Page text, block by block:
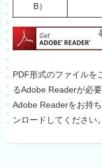
B）
PDF形式のファイルを
るAdobe Readerが必要
Adobe Readerをお持
ンロードしてください